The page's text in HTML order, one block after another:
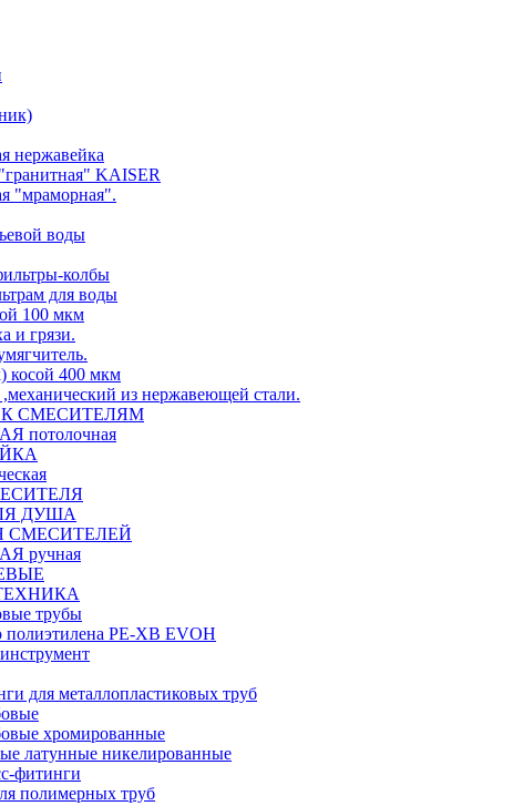
нержавейка
KAISER
"мраморная".
воды
колбы
для воды
100 мкм
и грязи.
косой 400 мкм
из нержавеющей стали.
СМЕСИТЕЛЯМ
потолочная
ДУША
СМЕСИТЕЛЕЙ
ручная
трубы
полиэтилена PE-XB EVOH
для металлопластиковых труб
хромированные
латунные никелированные
фитинги
полимерных труб